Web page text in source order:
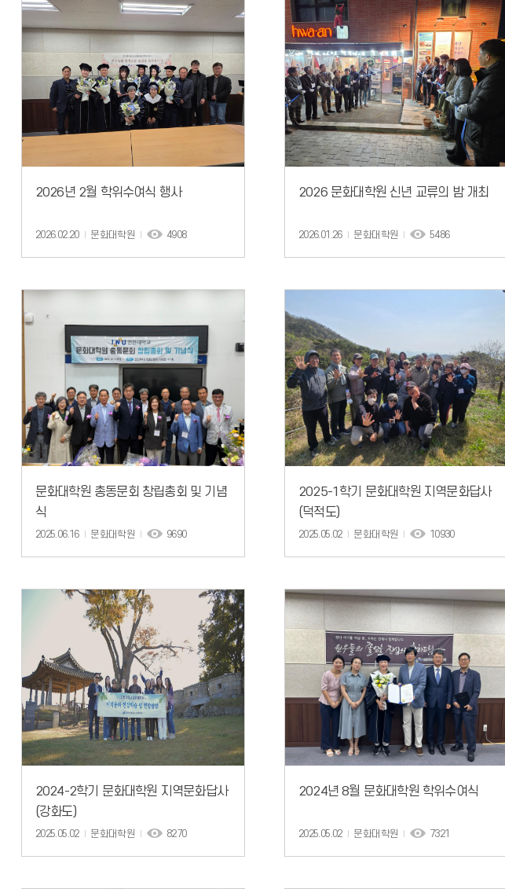
2026년 2월 학위수여식 행사
2026.02.20 문화대학원 4908
2026 문화대학원 신년 교류의 밤 개최
2026.01.26 문화대학원 5486
문화대학원 총동문회 창립총회 및 기념
식
2025.06.16 문화대학원 9690
2025-1학기 문화대학원 지역문화답사
(덕적도)
2025.05.02 문화대학원 10930
2024-2학기 문화대학원 지역문화답사
(강화도)
2025.05.02 문화대학원 8270
2024년 8월 문화대학원 학위수여식
2025.05.02 문화대학원 7321